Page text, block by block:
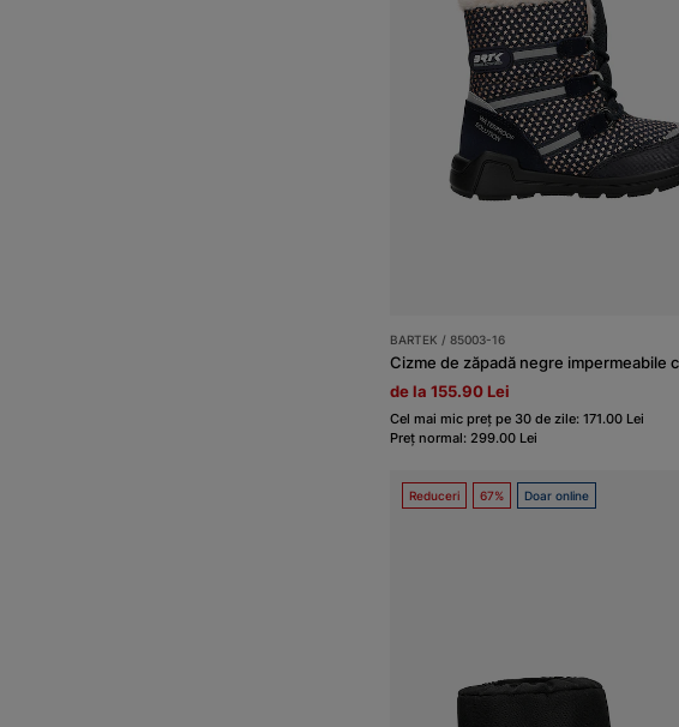
BARTEK / 85003-16
de la 155.90 Lei
Cel mai mic preț pe 30 de zile: 171.00 Lei
Preț normal: 299.00 Lei
Reduceri 67% Doar online